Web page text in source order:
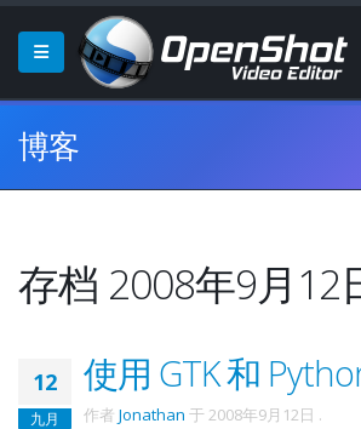
博客
存档 2008年9月12
12
九月
使用 GTK 和
作者 Jonathan 于 2008年9月12日 .